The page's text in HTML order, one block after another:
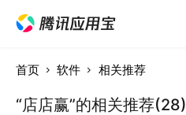
首页 软件 相关推荐
“店店赢”的相关推荐(28)